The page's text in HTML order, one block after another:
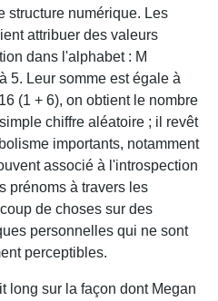
structure numérique. Les
attribuer des valeurs
dans l'alphabet : M
5. Leur somme est égale à
(1 + 6), on obtient le nombre
chiffre aléatoire ; il revêt
importants, notamment
associé à l'introspection
prénoms à travers les
de choses sur des
personnelles qui ne sont
perceptibles.
long sur la façon dont Megan